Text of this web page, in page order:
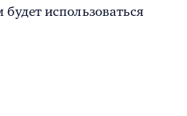
использоваться